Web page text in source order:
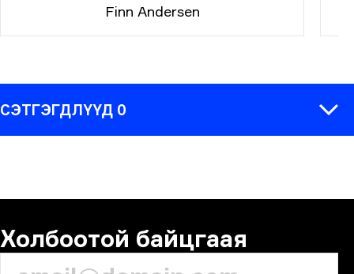
Finn Andersen
СЭТГЭГДЛҮҮД 0
Холбоотой байцгаая